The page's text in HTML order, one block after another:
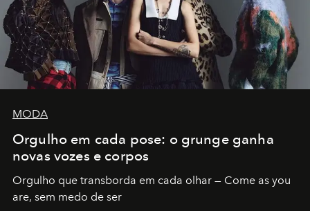
MODA
Orgulho em cada pose: o grunge ganha
novas vozes e corpos
Orgulho que transborda em cada olhar — Come as you
are, sem medo de ser